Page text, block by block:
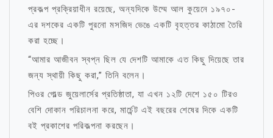
প্রকল্প প্রক্রিয়াধীন রয়েছে, অন্যদিকে উম্মে আল কুয়েনে ১৯৭০-
এর দশকের একটি পুরনো মসজিদ ভেঙে একটি বৃহত্তর কাঠামো তৈরি
করা হচ্ছে।
“আমার আজীবন স্বপ্ন ছিল যে দেশটি আমাকে এত কিছু দিয়েছে তার
জন্য স্থায়ী কিছু করা,” তিনি বলেন।
পিওর গোল্ড জুয়েলার্সের প্রতিষ্ঠাতা, যা এখন ১২টি দেশে ১৫০ টিরও
বেশি দোকান পরিচালনা করে, মার্চেন্ট এই বছরের শেষের দিকে একটি
বই প্রকাশের পরিকল্পনা করছেন।